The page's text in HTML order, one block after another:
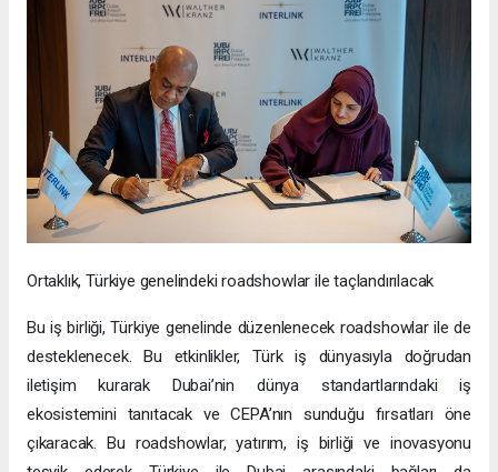
Ortaklık, Türkiye genelindeki roadshowlar ile taçlandırılacak
Bu iş birliği, Türkiye genelinde düzenlenecek roadshowlar ile de
desteklenecek. Bu etkinlikler, Türk iş dünyasıyla doğrudan
iletişim kurarak Dubai’nin dünya standartlarındaki iş
ekosistemini tanıtacak ve CEPA’nın sunduğu fırsatları öne
çıkaracak. Bu roadshowlar, yatırım, iş birliği ve inovasyonu